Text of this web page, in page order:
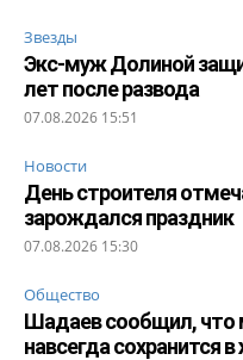
Звезды
Экс-муж Долиной
лет после развода
07.08.2026 15:51
Новости
День строителя
зарождался праздник
07.08.2026 15:30
Общество
Шадаев сообщил, что
навсегда сохранится